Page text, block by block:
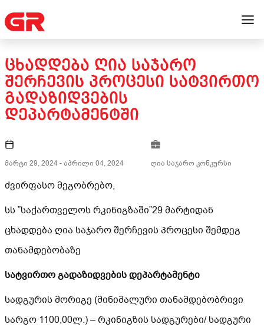
ᲪᲮᲐᲓᲓᲔᲑᲐ ᲦᲘᲐ ᲡᲐᲯᲐᲠᲝ
ᲨᲔᲠᲩᲔᲕᲘᲡ ᲞᲠᲝᲪᲔᲡᲘ ᲡᲐᲢᲕᲘᲠᲗᲝ
ᲒᲐᲓᲐᲖᲘᲓᲕᲔᲑᲘᲡ
ᲓᲔᲞᲐᲠᲢᲐᲛᲔᲜᲢᲨᲘ
მარტი 29, 2024 -აპრილი 04, 2024 ღია საჯარო კონკურსი
ძვირფასო მეგობრებო,
სს ”საქართველოს რკინიგზაში”29 მარტიდან
ცხადდება ღია საჯარო შერჩევის პროცესი შემდეგ
თანამდებობაზე
სატვირთო გადაზიდვების დეპარტამენტი
სადგურის მორიგე (მინიმალური თანამდებობრივი
სარგო 1100,00ლ.) – რკინიგზის სადგურები/ სადგური